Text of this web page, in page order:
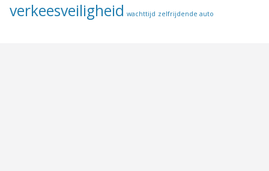
verkeesveiligheid wachttijd zelfrijdende auto